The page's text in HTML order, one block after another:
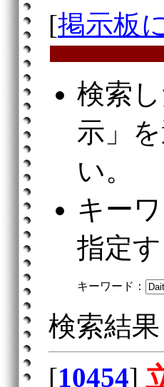
[掲示板
検索
示」
い。
キー
指定
キーワード：
検索結果
[10454]